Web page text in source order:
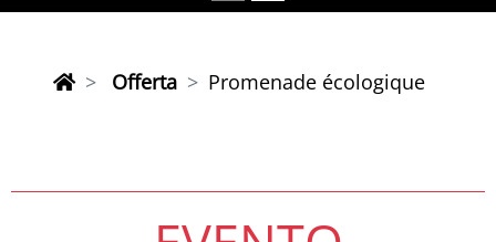
Offerta Promenade écologique